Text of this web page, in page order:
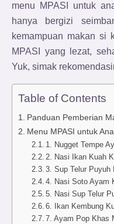
menu MPASI untuk
hanya bergizi
kemampuan makan si
MPASI yang lezat,
Yuk, simak
Table of Contents
Panduan Pemberian
Menu MPASI untuk
1. Nugget Tempe
2. Nasi Ikan Kuah
3. Sup Telur Puyuh
4. Nasi Soto Ayam
5. Nasi Sup Telur
6. Ikan Kembung
7. Ayam Pop Khas